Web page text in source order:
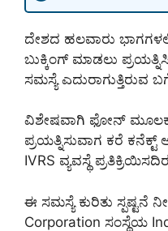
ದೇಶದ ಹಲವಾರು
ಬುಕ್ಕಿಂಗ್ ಮಾಡಲು
ಸಮಸ್ಯೆ ಎದುರಾಗುತ್ತಿರುವ
ವಿಶೇಷವಾಗಿ ಫೋನ್ ಮೂಲಕ
ಪ್ರಯತ್ನಿಸುವಾಗ ಕರೆ
IVRS ವ್ಯವಸ್ಥೆ
ಈ ಸಮಸ್ಯೆ ಕುರಿತು ಸ್ಪಷ್ಟನೆ
Corporation ಸಂಸ್ಥೆಯ